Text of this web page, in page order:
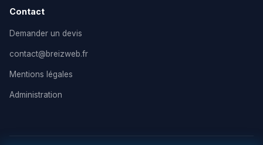
Contact
Demander un devis
contact@breizweb.fr
Mentions légales
Administration